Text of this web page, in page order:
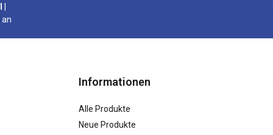
an
Informationen
Alle Produkte
Neue Produkte